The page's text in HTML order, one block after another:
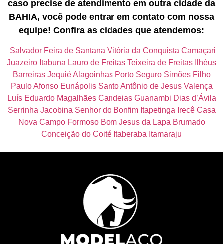
caso precise de atendimento em outra cidade da
BAHIA, você pode entrar em contato com nossa
equipe! Confira as cidades que atendemos:
Salvador Feira de Santana Vitória da Conquista Camaçari
Juazeiro Itabuna Lauro de Freitas Teixeira de Freitas Ilhéus
Barreiras Jequié Alagoinhas Porto Seguro Simões Filho
Paulo Afonso Eunápolis Santo Antônio de Jesus Valença
Luís Eduardo Magalhães Candeias Guanambi Dias d’Ávila
Serrinha Jacobina Senhor do Bonfim Itapetinga Irecê Casa
Nova Campo Formoso Bom Jesus da Lapa Brumado
Conceição do Coité Itaberaba Itamaraju